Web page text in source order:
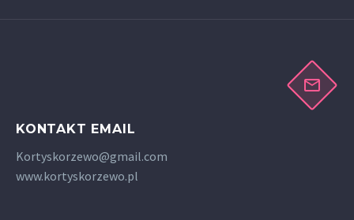
KONTAKT EMAIL
Kortyskorzewo@gmail.com
www.kortyskorzewo.pl